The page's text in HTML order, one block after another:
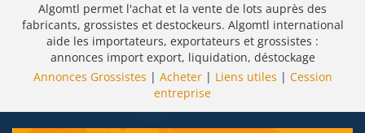
Algomtl permet l'achat et la vente de lots auprès des
fabricants, grossistes et destockeurs. Algomtl international
aide les importateurs, exportateurs et grossistes :
annonces import export, liquidation, déstockage
Annonces Grossistes | Acheter| Liens utiles | Cession
entreprise